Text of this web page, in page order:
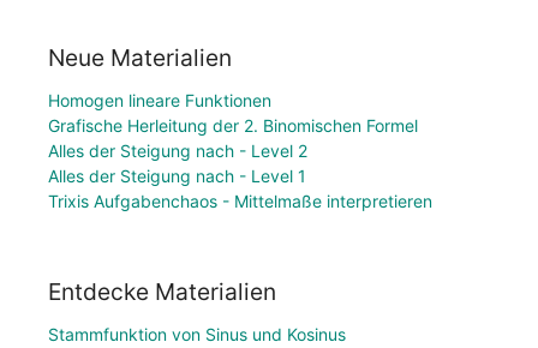
Neue Materialien
Homogen lineare Funktionen
Grafische Herleitung der 2. Binomischen Formel
Alles der Steigung nach - Level 2
Alles der Steigung nach - Level 1
Trixis Aufgabenchaos - Mittelmaße interpretieren
Entdecke Materialien
Stammfunktion von Sinus und Kosinus